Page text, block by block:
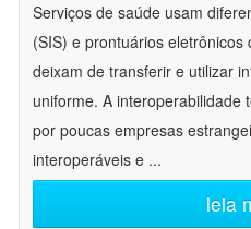
Serviços de saúde usam
(SIS) e prontuários
deixam de transferir e utilizar
uniforme. A interoperabilidade
por poucas empresas
interoperáveis e ...
leia